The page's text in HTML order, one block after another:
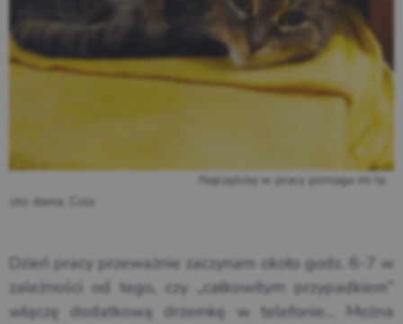
Najczęściej w pracy pomaga mi ta
oto dama, Cola
Dzień pracy przeważnie zaczynam około godz. 6-7 w
zależności od tego, czy „całkowitym przypadkiem”
włączę dodatkową drzemkę w telefonie… Można